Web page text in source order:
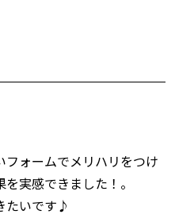
フォームでメリハリをつけ
実感できました！。
たいです♪